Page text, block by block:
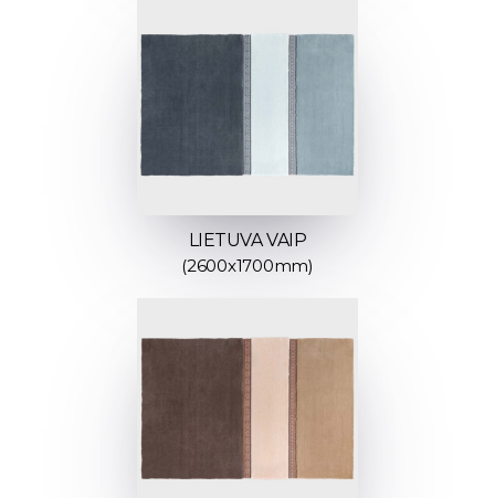
LIETUVA VAIP
(2600x1700mm)